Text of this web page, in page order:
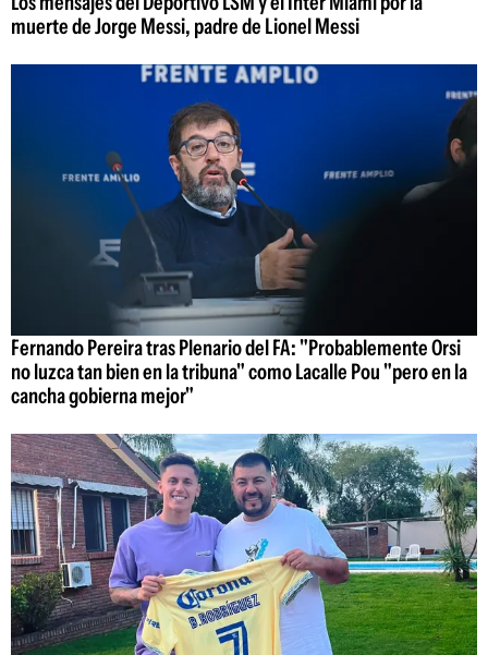
muerte de Jorge Messi, padre de Lionel Messi
Fernando Pereira tras Plenario del FA: "Probablemente Orsi
no luzca tan bien en la tribuna" como Lacalle Pou "pero en la
cancha gobierna mejor"